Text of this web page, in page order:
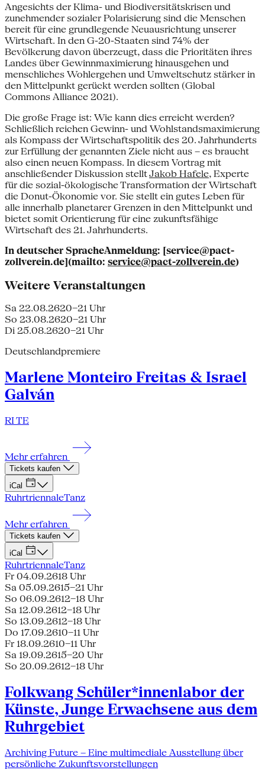
Angesichts der Klima- und Biodiversitätskrisen und
zunehmender sozialer Polarisierung sind die Menschen
bereit für eine grundlegende Neuausrichtung unserer
Wirtschaft. In den G-20-Staaten sind 74% der
Bevölkerung davon überzeugt, dass die Prioritäten ihres
Landes über Gewinnmaximierung hinausgehen und
menschliches Wohlergehen und Umweltschutz stärker in
den Mittelpunkt gerückt werden sollten (Global
Commons Alliance 2021).
Die große Frage ist: Wie kann dies erreicht werden?
Schließlich reichen Gewinn- und Wohlstandsmaximierung
als Kompass der Wirtschaftspolitik des 20. Jahrhunderts
zur Erfüllung der genannten Ziele nicht aus – es braucht
also einen neuen Kompass. In diesem Vortrag mit
anschließender Diskussion stelltJakob Hafele, Experte
für die sozial-ökologische Transformation der Wirtschaft
die Donut-Ökonomie vor. Sie stellt ein gutes Leben für
alle innerhalb planetarer Grenzen in den Mittelpunkt und
bietet somit Orientierung für eine zukunftsfähige
Wirtschaft des 21. Jahrhunderts.
In deutscher SpracheAnmeldung: [service@pact-
zollverein.de](mailto: service@pact-zollverein.de)
Weitere Veranstaltungen
Sa 22.08.2620–21 Uhr
So 23.08.2620–21 Uhr
Di 25.08.2620–21 Uhr
Deutschlandpremiere
Marlene Monteiro Freitas & Israel
Galván
RI TE
Mehr erfahren
Tickets kaufen
iCal
RuhrtriennaleTanz
Mehr erfahren
Tickets kaufen
iCal
RuhrtriennaleTanz
Fr 04.09.2618 Uhr
Sa 05.09.2615–21 Uhr
So 06.09.2612–18 Uhr
Sa 12.09.2612–18 Uhr
So 13.09.2612–18 Uhr
Do 17.09.2610–11 Uhr
Fr 18.09.2610–11 Uhr
Sa 19.09.2615–20 Uhr
So 20.09.2612–18 Uhr
Folkwang Schüler*innenlabor der
Künste, Junge Erwachsene aus dem
Ruhrgebiet
Archiving Future – Eine multimediale Ausstellung über
persönliche Zukunftsvorstellungen